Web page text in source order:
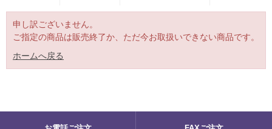
申し訳ございません。
ご指定の商品は販売終了か、ただ今お取扱いできない商品です。
ホームへ戻る